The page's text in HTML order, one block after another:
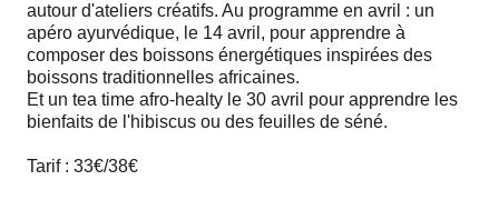
autour d'ateliers créatifs. Au programme en avril : un
apéro ayurvédique, le 14 avril, pour apprendre à
composer des boissons énergétiques inspirées des
boissons traditionnelles africaines.
Et un tea time afro-healty le 30 avril pour apprendre les
bienfaits de l'hibiscus ou des feuilles de séné.
Tarif : 33€/38€